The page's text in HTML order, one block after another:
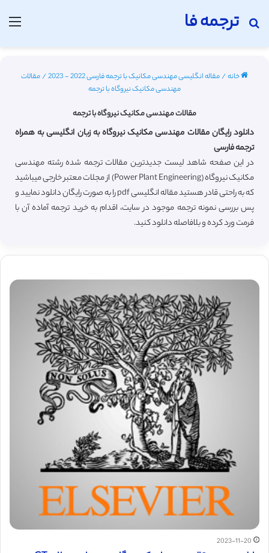
ترجمه فا
جستجو برای
خانه/مقاله انگلیسی مهندسی مکانیک با ترجمه فارسی 2022 - 2023 /مقالات
مهندسی مکانیک نیروگاه با ترجمه
مقالات مهندسی مکانیک نیروگاه با ترجمه
دانلود رایگان مقالات مهندسی مکانیک نیروگاه به زبان انگلیسی به همراه
ترجمه فارسی
در این صفحه شاهد لیست جدیدترین مقالات ترجمه شده رشته مهندسی
مکانیک نیروگاه (Power Plant Engineering) از مجلات معتبر خارجی میباشید
که به راحتی قادر هستید مقاله انگلیسی pdf را به صورت رایگان دانلود نمایید و
پس بررسی نمونه ترجمه موجود در سایت، اقدام به خرید ترجمه آماده آن با
فرمت ورد کرده و بلافاصله دانلود کنید.
2023-11-20